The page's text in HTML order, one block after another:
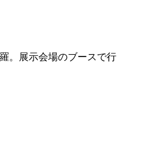
。展示会場のブースで行